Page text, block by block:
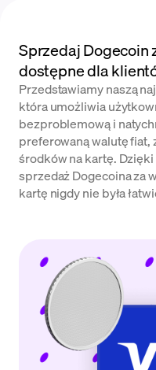
Sprzedaj Dogecoin
dostępne dla
Przedstawiamy naszą
która umożliwia
bezproblemową i
preferowaną walutę
środków na kartę.
sprzedaż Dogecoina za
kartę nigdy nie była